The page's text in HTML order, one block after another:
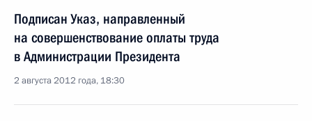
Подписан Указ, направленный
на совершенствование оплаты труда
в Администрации Президента
2 августа 2012 года, 18:30